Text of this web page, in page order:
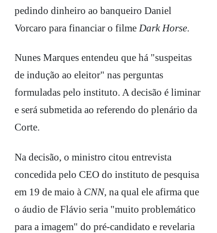
pedindo dinheiro ao banqueiro Daniel
Vorcaro para financiar o filme Dark Horse.
Nunes Marques entendeu que há "suspeitas
de indução ao eleitor" nas perguntas
formuladas pelo instituto. A decisão é liminar
e será submetida ao referendo do plenário da
Corte.
Na decisão, o ministro citou entrevista
concedida pelo CEO do instituto de pesquisa
em 19 de maio à CNN, na qual ele afirma que
o áudio de Flávio seria "muito problemático
para a imagem" do pré-candidato e revelaria